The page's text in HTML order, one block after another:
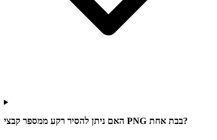
האם ניתן להסיר רקע ממספר קבצי PNG בבת אחת?